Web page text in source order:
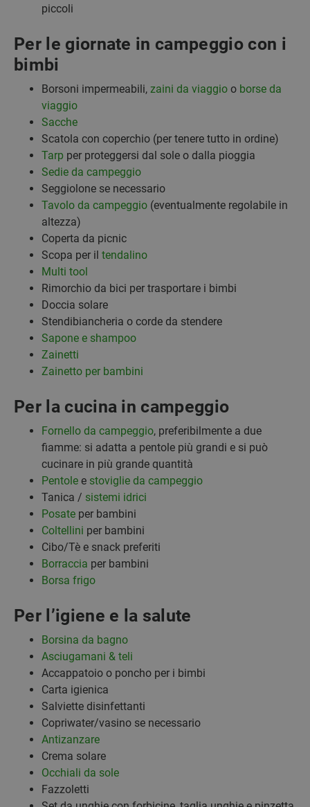
piccoli
Per le giornate in campeggio con i
bimbi
Borsoni impermeabili, zaini da viaggio o borse da
viaggio
Sacche
Scatola con coperchio (per tenere tutto in ordine)
Tarp per proteggersi dal sole o dalla pioggia
Sedie da campeggio
Seggiolone se necessario
Tavolo da campeggio (eventualmente regolabile in
altezza)
Coperta da picnic
Scopa per il tendalino
Multi tool
Rimorchio da bici per trasportare i bimbi
Doccia solare
Stendibiancheria o corde da stendere
Sapone e shampoo
Zainetti
Zainetto per bambini
Per la cucina in campeggio
Fornello da campeggio, preferibilmente a due
fiamme: si adatta a pentole più grandi e si può
cucinare in più grande quantità
Pentole e stoviglie da campeggio
Tanica / sistemi idrici
Posate per bambini
Coltellini per bambini
Cibo/Tè e snack preferiti
Borraccia per bambini
Borsa frigo
Per l’igiene e la salute
Borsina da bagno
Asciugamani & teli
Accappatoio o poncho per i bimbi
Carta igienica
Salviette disinfettanti
Copriwater/vasino se necessario
Antizanzare
Crema solare
Occhiali da sole
Fazzoletti